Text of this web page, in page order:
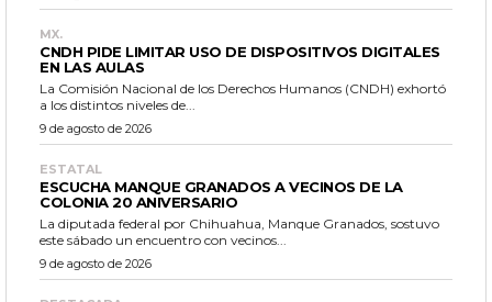
MX.
CNDH PIDE LIMITAR USO DE DISPOSITIVOS DIGITALES
EN LAS AULAS
La Comisión Nacional de los Derechos Humanos (CNDH) exhortó
a los distintos niveles de...
9 de agosto de 2026
ESTATAL
ESCUCHA MANQUE GRANADOS A VECINOS DE LA
COLONIA 20 ANIVERSARIO
La diputada federal por Chihuahua, Manque Granados, sostuvo
este sábado un encuentro con vecinos...
9 de agosto de 2026